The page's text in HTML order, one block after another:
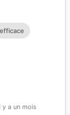
y a un mois